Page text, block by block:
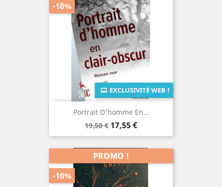
Portrait D'homme En...
Prix
de
19,50 € Prix
17,55 €
EXCLUSIVITÉ WEB !
-10%
PROMO !
-10%